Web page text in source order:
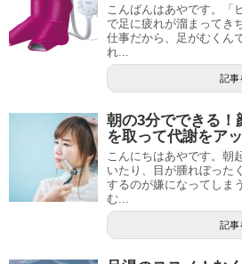
こんばんはあやです。「
で足に疲れが溜まってき
仕事だから、足がむくん
れ...
記事
朝の3分でできる！
を取って代謝をア
こんにちはあやです。朝
いたり、目が腫れぼった
するのが嫌になってしま
む...
記事